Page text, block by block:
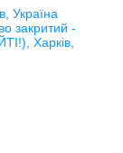
Україна
закритий -
Харків,